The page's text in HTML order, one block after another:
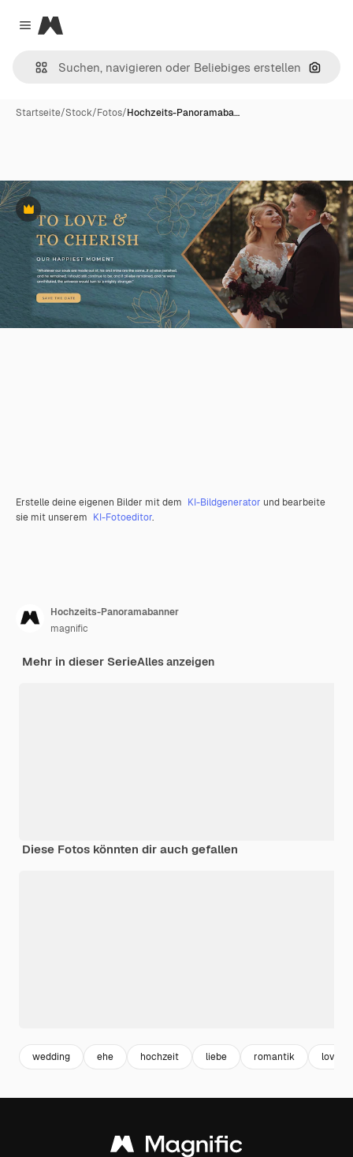
Close menu
Magnific
Nach
Startseite/Stock/Fotos/Hochzeits-Panoramaba…
Premium
Erstelle deine eigenen Bilder mit dem KI-Bildgenerator und bearbeite
sie mit unserem KI-Fotoeditor.
Hochzeits-Panoramabanner
magnific
Mehr in dieser SerieAlles anzeigen
Diese Fotos könnten dir auch gefallen
wedding ehe hochzeit liebe romantik love